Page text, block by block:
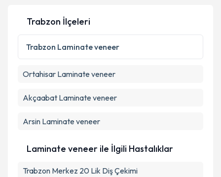
Kişisel verilerimin işlenmesine ilişkinAydınlatma
Metni
'ni okudum ve kişisel verilerimin belirtilen
kapsamda işlenmesini kabul ediyorum.
Trabzon İlçeleri
Trabzon Laminate veneer
Ortahisar Laminate veneer
Akçaabat Laminate veneer
Arsin Laminate veneer
Laminate veneer ile İlgili Hastalıklar
Trabzon Merkez 20 Lik Diş Çekimi